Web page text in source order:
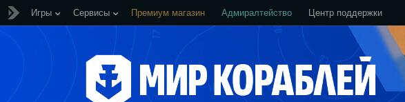
Игры Сервисы Премиум магазин Адмиралтейство Центр поддержки